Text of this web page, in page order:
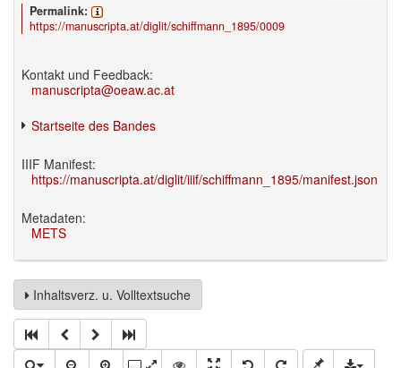
Permalink:
https://manuscripta.at/diglit/schiffmann_1895/0009
Kontakt und Feedback:
manuscripta@oeaw.ac.at
Startseite des Bandes
IIIF Manifest:
https://manuscripta.at/diglit/iiif/schiffmann_1895/manifest.json
Metadaten:
METS
Inhaltsverz. u. Volltextsuche